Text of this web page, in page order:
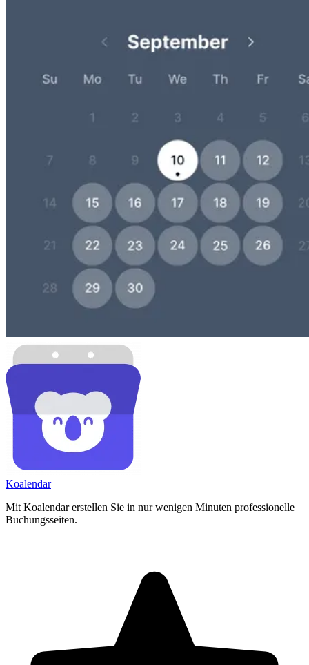
Koalendar
Mit Koalendar erstellen Sie in nur wenigen Minuten professionelle
Buchungsseiten.